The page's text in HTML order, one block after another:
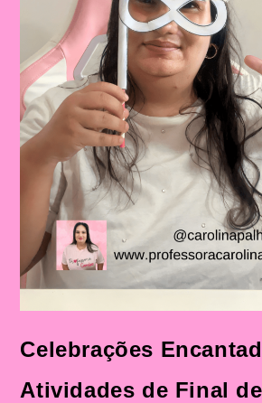
Celebrações
Atividades de Final